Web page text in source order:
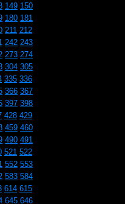
149 150
180 181
211 212
242 243
273 274
304 305
335 336
366 367
397 398
428 429
459 460
490 491
521 522
552 553
583 584
614 615
645 646